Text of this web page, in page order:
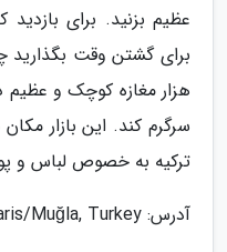
عظیم بزنید. برای بازدید
برای گشتن وقت بگذارید
هزار مغازه کوچک و عظیم
سرگرم کند. این بازار
ترکیه به خصوص لباس و
آدرس: Tepe, 38. Sk., 48700 Marmaris/Muğla, Turkey